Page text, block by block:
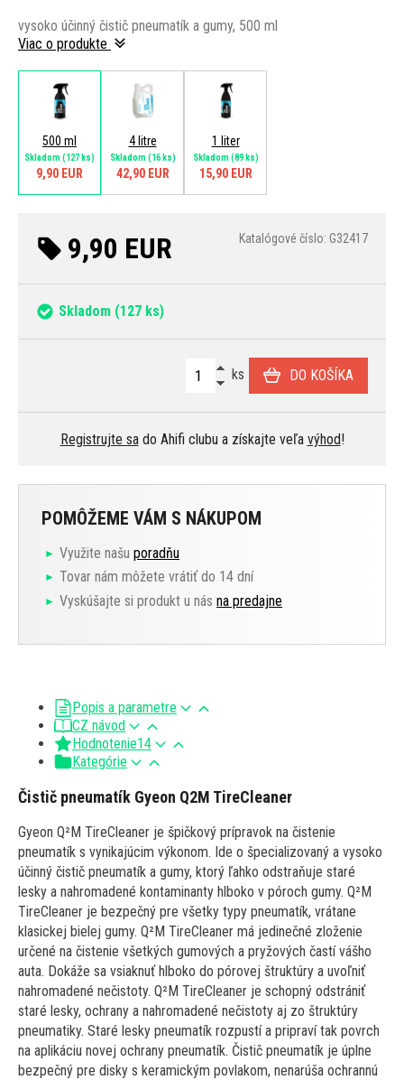
vysoko účinný čistič pneumatík a gumy, 500 ml
Viac o produkte
500 ml
Skladom(127 ks)
9,90 EUR
4 litre
Skladom(16 ks)
42,90 EUR
1 liter
Skladom(89 ks)
15,90 EUR
9,90 EUR Katalógové číslo: G32417
Skladom (127 ks)
ks DO KOŠÍKA
Registrujte sado Ahifi clubu a získajte veľa výhod!
POMÔŽEME VÁM S NÁKUPOM
Využite našu poradňu
Tovar nám môžete vrátiť do 14 dní
Vyskúšajte si produkt u nás na predajne
Popis a parametre
CZ návod
Hodnotenie14
Kategórie
Čistič pneumatík Gyeon Q2M TireCleaner
Gyeon Q²M TireCleaner je špičkový prípravok na čistenie
pneumatík s vynikajúcim výkonom. Ide o špecializovaný a vysoko
účinný čistič pneumatík a gumy, ktorý ľahko odstraňuje staré
lesky a nahromadené kontaminanty hlboko v póroch gumy. Q²M
TireCleaner je bezpečný pre všetky typy pneumatík, vrátane
klasickej bielej gumy. Q²M TireCleaner má jedinečné zloženie
určené na čistenie všetkých gumových a pryžových častí vášho
auta. Dokáže sa vsiaknuť hlboko do pórovej štruktúry a uvoľniť
nahromadené nečistoty. Q²M TireCleaner je schopný odstrániť
staré lesky, ochrany a nahromadené nečistoty aj zo štruktúry
pneumatiky. Staré lesky pneumatík rozpustí a pripraví tak povrch
na aplikáciu novej ochrany pneumatík. Čistič pneumatík je úplne
bezpečný pre disky s keramickým povlakom, nenarúša ochrannú